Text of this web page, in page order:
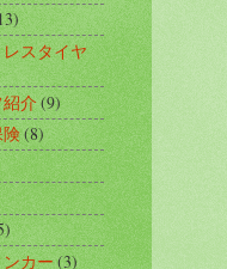
スタイヤ
介(9)
(8)
カー(3)